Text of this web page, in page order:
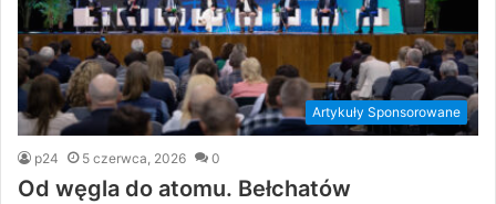
Artykuły Sponsorowane
p24 5 czerwca, 2026 0
Od węgla do atomu. Bełchatów